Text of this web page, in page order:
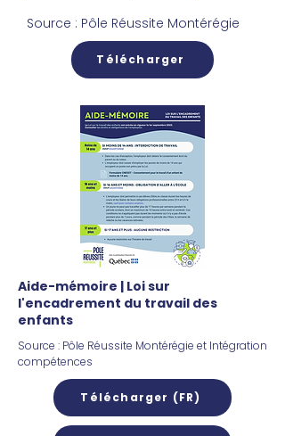
Source : Pôle Réussite Montérégie
Télécharger
Aide-mémoire | Loi sur
l'encadrement du travail des
enfants
Source : Pôle Réussite Montérégie et Intégration
compétences
Télécharger (FR)